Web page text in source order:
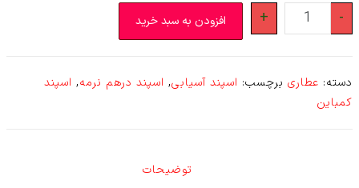
-
اسپند
آسیابی
+ افزودن به سبد خرید
دسته: عطاری برچسب: اسپند آسیابی, اسپند درهم نرمه, اسپند
کمباین
توضیحات